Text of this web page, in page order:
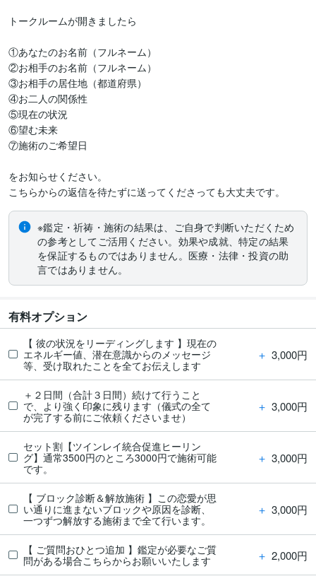
トークルームが開きましたら
①あなたのお名前（フルネーム）
②お相手のお名前（フルネーム）
③お相手の居住地（都道府県）
④お二人の関係性
⑤現在の状況
⑥望む未来
⑦施術のご希望日
をお知らせください。
こちらからの返信を待たずに送ってくださっても大丈夫です。
※鑑定・祈祷・施術の結果は、ご自身で判断いただくため
の参考としてご活用ください。効果や成就、特定の結果
を保証するものではありません。医療・法律・投資の助
言ではありません。
有料オプション
【 彼の状況をリーディングします 】現在の
エネルギー値、潜在意識からのメッセージ
等、受け取れたことを全てお伝えします
＋ 3,000円
＋２日間（合計３日間）続けて行うこと
で、より強く印象に残ります（儀式の全て
が完了する前にご依頼くださいませ）
＋ 3,000円
セット割【ツインレイ統合促進ヒーリン
グ】通常3500円のところ3000円で施術可能
です。
＋ 3,000円
【 ブロック診断＆解放施術 】この恋愛が思
い通りに進まないブロックや原因を診断、
一つずつ解放する施術まで全て行います。
＋ 3,000円
【 ご質問おひとつ追加 】鑑定が必要なご質
問がある場合こちらからお願いいたします
＋ 2,000円